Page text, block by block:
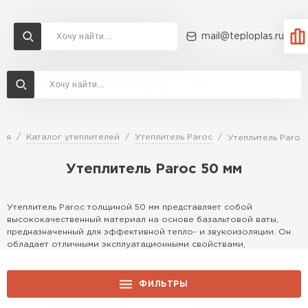
mail@teploplas.ru
Каталог утеплителей Утеплитель Paroc Утеплитель Paroc
Утеплитель Paroc 50 мм
Утеплитель Paroc толщиной 50 мм представляет собой
высококачественный материал на основе базальтовой ваты,
предназначенный для эффективной тепло- и звукоизоляции. Он
обладает отличными эксплуатационными свойствами,
выбором для различных строительных задач.
ФИЛЬТРЫ
Доставка и оплата
Перейти в каталог
Утеплитель Ветонит
Утеплитель Profiplex
ПЕРЕЙТИ
Утеплитель Rockwool
Утеплитель Knauf